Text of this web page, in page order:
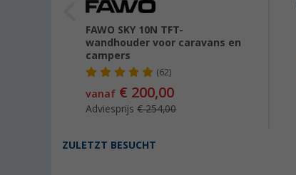
FAWO SKY 10N TFT-
wandhouder voor caravans en
campers
(62)
vanaf € 200,00
Adviesprijs€ 254,00
ZULETZT BESUCHT